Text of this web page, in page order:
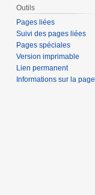
Outils
Pages liées
Suivi des pages liées
Pages spéciales
Version imprimable
Lien permanent
Informations sur la page